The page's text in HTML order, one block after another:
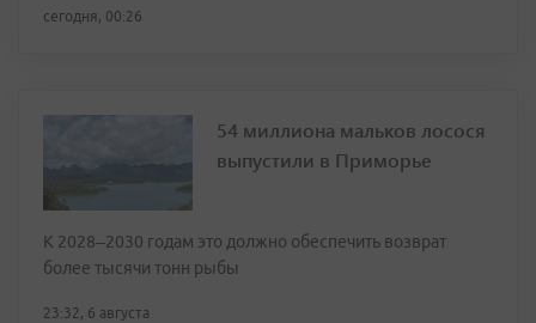
сегодня, 00:26
54 миллиона мальков лосося
выпустили в Приморье
К 2028–2030 годам это должно обеспечить возврат
более тысячи тонн рыбы
23:32, 6 августа